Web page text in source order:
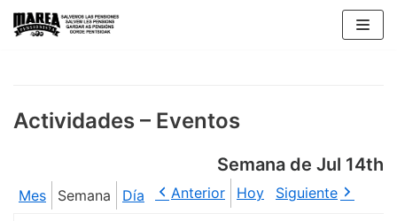
Saltar
Actividades – Eventos
Semana de Jul 14th
Mes Semana Día Anterior Hoy Siguiente